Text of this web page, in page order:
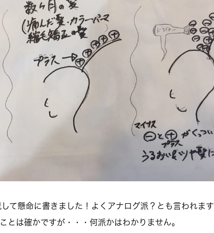
て懸命に書きました！よくアナログ派？とも言われます
は確かですが・・・何派かはわかりません。